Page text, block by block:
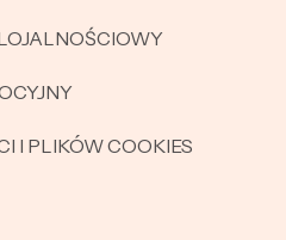
I PLIKÓW COOKIES